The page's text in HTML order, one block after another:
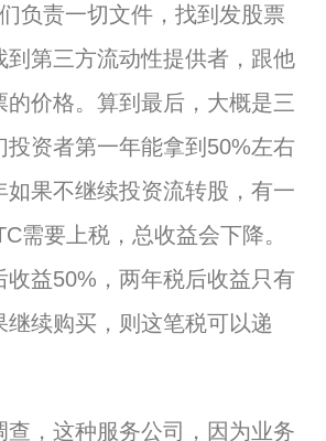
负责一切文件，找到发股票
到第三方流动性提供者，跟他
的价格。算到最后，大概是三
投资者第一年能拿到50%左右
如果不继续投资流转股，有一
需要上税，总收益会下降。
收益50%，两年税后收益只有
继续购买，则这笔税可以递
查，这种服务公司，因为业务